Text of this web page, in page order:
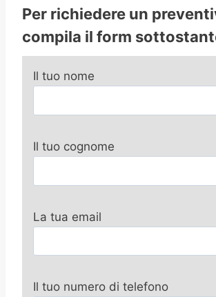
Per richiedere un
compila il form
Il tuo nome
Il tuo cognome
La tua email
Il tuo numero di telefono